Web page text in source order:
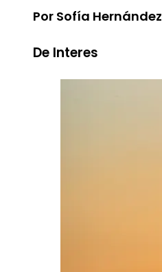
Por Sofía Hernández
De Interes